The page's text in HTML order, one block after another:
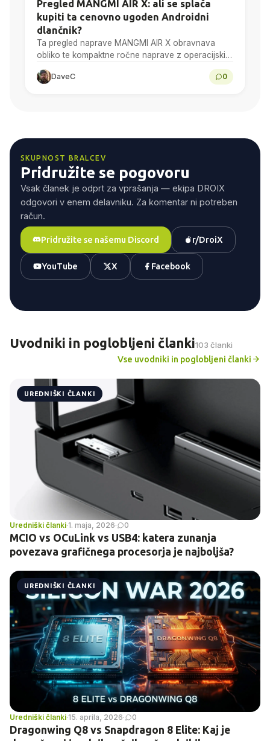
Pregled MANGMI AIR X: ali se splača
kupiti ta cenovno ugoden Androidni
dlančnik?
Ta pregled naprave MANGMI AIR X obravnava
obliko te kompaktne ročne naprave z operacijskim
sistemom Android, 5,5-palčni zaslon z ločljivostjo
1080p, zmogljivost procesorja Snapdragon...
DaveC 0
SKUPNOST BRALCEV
Pridružite se pogovoru
Vsak članek je odprt za vprašanja — ekipa DROIX
odgovori v enem delavniku. Za komentar ni potreben
račun.
Pridružite se našemu Discord r/DroiX
YouTube X Facebook
Uvodniki in poglobljeni članki103 članki
Vse uvodniki in poglobljeni članki
UREDNIŠKI ČLANKI
Uredniški članki·1. maja, 2026· 0
MCIO vs OCuLink vs USB4: katera zunanja
povezava grafičnega procesorja je najboljša?
UREDNIŠKI ČLANKI
Uredniški članki·15. aprila, 2026· 0
Dragonwing Q8 vs Snapdragon 8 Elite: Kaj je